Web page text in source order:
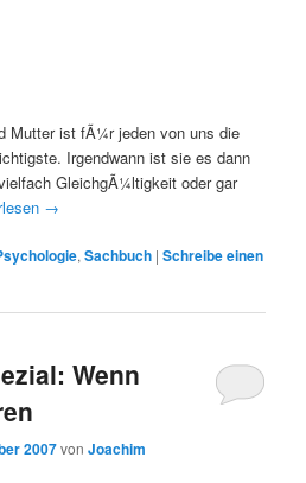
Mutter ist fÃ¼r jeden von uns die
Irgendwann ist sie es dann
GleichgÃ¼ltigkeit oder gar
→
,Sachbuch |Schreibe einen
Wenn
2007vonJoachim